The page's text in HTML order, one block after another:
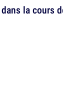
la cours